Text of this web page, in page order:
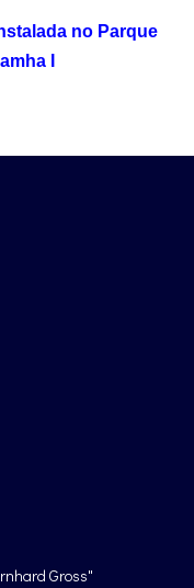
no Parque
I
Gross"